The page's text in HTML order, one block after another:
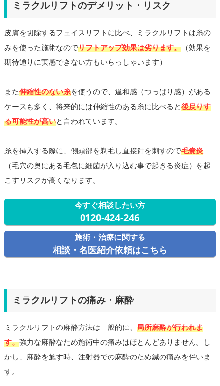
ミラクルリフトのデメリット・リスク
皮膚を切除するフェイスリフトに比べ、ミラクルリフトは糸の
みを使った施術なのでリフトアップ効果は劣ります。（効果を
期待通りに実感できない方もいらっしゃいます）
また伸縮性のない糸を使うので、違和感（つっぱり感）がある
ケースも多く、将来的には伸縮性のある糸に比べると後戻りす
る可能性が高いと言われています。
糸を挿入する際に、側頭部を剃毛し直接針を刺すので毛嚢炎
（毛穴の奥にある毛包に細菌が入り込む事で起きる炎症）を起
こすリスクが高くなります。
今すぐ相談したい方
0120-424-246
施術・治療に関する
相談・名医紹介依頼はこちら
ミラクルリフトの痛み・麻酔
ミラクルリフトの麻酔方法は一般的に、 局所麻酔が行われま
す。強力な麻酔なため施術中の痛みはほとんどありません。し
かし、麻酔を施す時、注射器での麻酔のため鍼の痛みを伴いま
す。